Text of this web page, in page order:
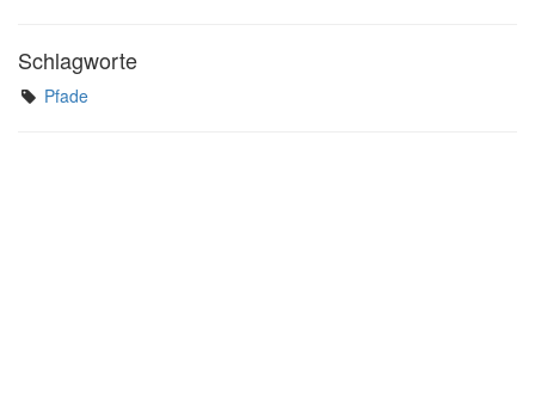
Schlagworte
Pfade